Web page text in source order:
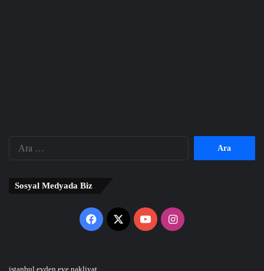
Sosyal Medyada Biz
Facebook
X YouTubeInstagram
istanbul evden eve nakliyat